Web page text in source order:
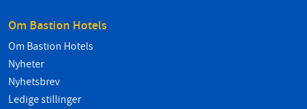
Om Bastion Hotels
Om Bastion Hotels
Nyheter
Nyhetsbrev
Ledige stillinger